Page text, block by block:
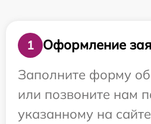
1
Оформление
Заполните форму
или позвоните нам
указанному на